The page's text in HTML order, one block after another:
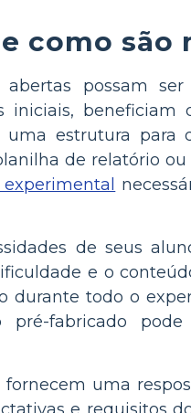
como
possam
iniciais,
estrutura para
de relatório
de seus
e o
todo o
fabricado
uma